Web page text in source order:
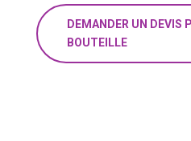
DEMANDER UN DEVIS
BOUTEILLE